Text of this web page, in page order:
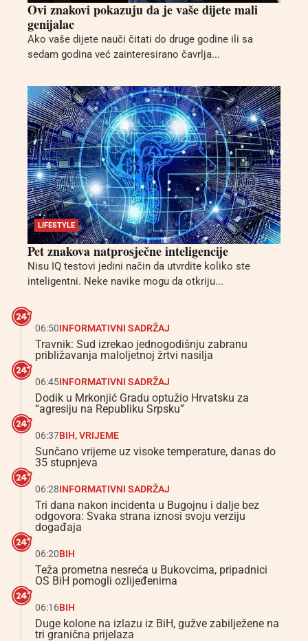
Ovi znakovi pokazuju da je vaše dijete mali
genijalac
Ako vaše dijete nauči čitati do druge godine ili sa
sedam godina već zainteresirano čavrlja...
LIFESTYLE
Pet znakova natprosječne inteligencije
Nisu IQ testovi jedini način da utvrdite koliko ste
inteligentni. Neke navike mogu da otkriju...
06:50INFORMATIVNI SADRŽAJ
Travnik: Sud izrekao jednogodišnju zabranu
približavanja maloljetnoj žrtvi nasilja
06:45INFORMATIVNI SADRŽAJ
Dodik u Mrkonjić Gradu optužio Hrvatsku za
“agresiju na Republiku Srpsku”
06:37BIH,VRIJEME
Sunčano vrijeme uz visoke temperature, danas do
35 stupnjeva
06:28INFORMATIVNI SADRŽAJ
Tri dana nakon incidenta u Bugojnu i dalje bez
odgovora: Svaka strana iznosi svoju verziju
događaja
06:20BIH
Teža prometna nesreća u Bukovcima, pripadnici
OS BiH pomogli ozlijeđenima
06:16BIH
Duge kolone na izlazu iz BiH, gužve zabilježene na
tri granična prijelaza